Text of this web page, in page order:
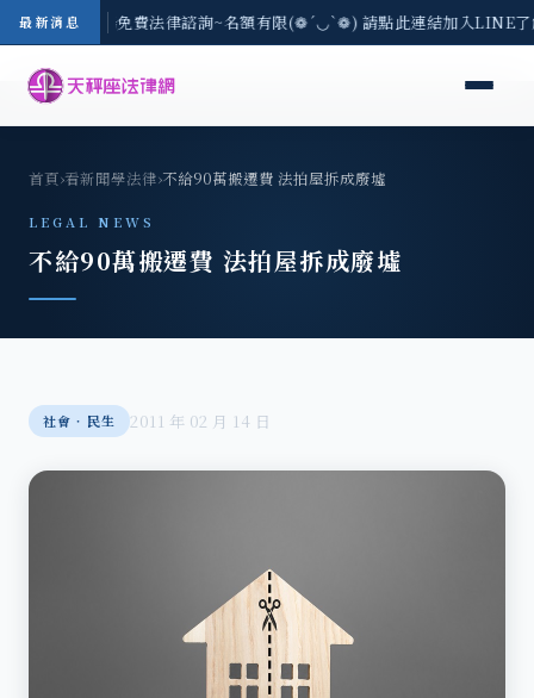
最新消息
-8/3(一) 現場免費法律諮詢~名額有限(❁´◡`❁) 請點此連結加入LINE
首頁›看新聞學法律›不給90萬搬遷費 法拍屋拆成廢墟
LEGAL NEWS
不給90萬搬遷費 法拍屋拆成廢墟
社會‧民生 2011 年 02 月 14 日